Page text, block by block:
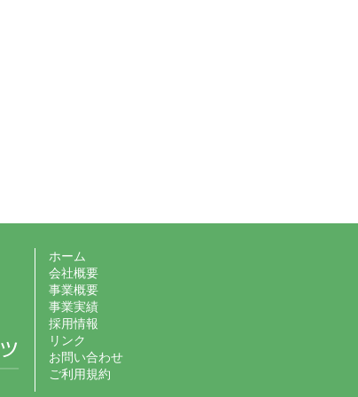
ホーム
会社概要
事業概要
事業実績
採用情報
リンク
お問い合わせ
ご利用規約